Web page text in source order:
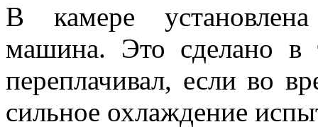
В камере установлена
машина. Это сделано в
переплачивал, если во
сильное охлаждение